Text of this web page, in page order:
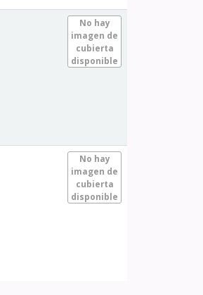
No hay
imagen de
cubierta
disponible
No hay
imagen de
cubierta
disponible